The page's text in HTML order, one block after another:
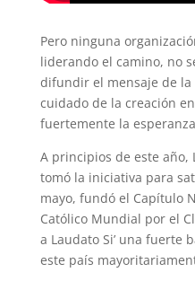
Pero ninguna
liderando el camino, no
difundir el mensaje de la
cuidado de la creación
fuertemente la
A principios de este año,
tomó la iniciativa para
mayo, fundó el Capítulo
Católico Mundial por el
a Laudato Si’ una fuerte
este país